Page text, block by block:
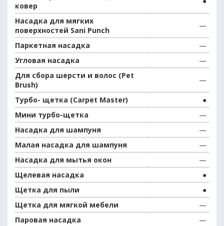
ковер
Насадка для мягких
поверхностей Sani Punch
—
Паркетная насадка
—
Угловая насадка
—
Для сбора шерсти и волос (Pet
Brush)
—
Турбо- щетка (Carpet Master)
●
Мини турбо-щетка
—
Насадка для шампуня
—
Малая насадка для шампуня
—
Насадка для мытья окон
—
Щелевая насадка
●
Щетка для пыли
●
Щетка для мягкой мебели
—
Паровая насадка
—